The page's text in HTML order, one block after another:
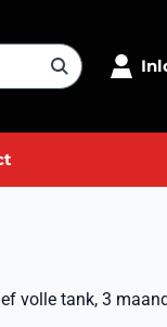
volle tank, 3